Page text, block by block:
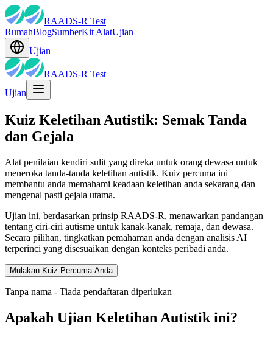
RAADS-R Test
RumahBlogSumberKit AlatUjian
Ujian
RAADS-R Test
Ujian
Kuiz Keletihan Autistik: Semak Tanda
dan Gejala
Alat penilaian kendiri sulit yang direka untuk orang dewasa untuk
meneroka tanda-tanda keletihan autistik. Kuiz percuma ini
membantu anda memahami keadaan keletihan anda sekarang dan
mengenal pasti gejala utama.
Ujian ini, berdasarkan prinsip RAADS-R, menawarkan pandangan
tentang ciri-ciri autisme untuk kanak-kanak, remaja, dan dewasa.
Secara pilihan, tingkatkan pemahaman anda dengan analisis AI
terperinci yang disesuaikan dengan konteks peribadi anda.
Mulakan Kuiz Percuma Anda
Tanpa nama - Tiada pendaftaran diperlukan
Apakah Ujian Keletihan Autistik ini?